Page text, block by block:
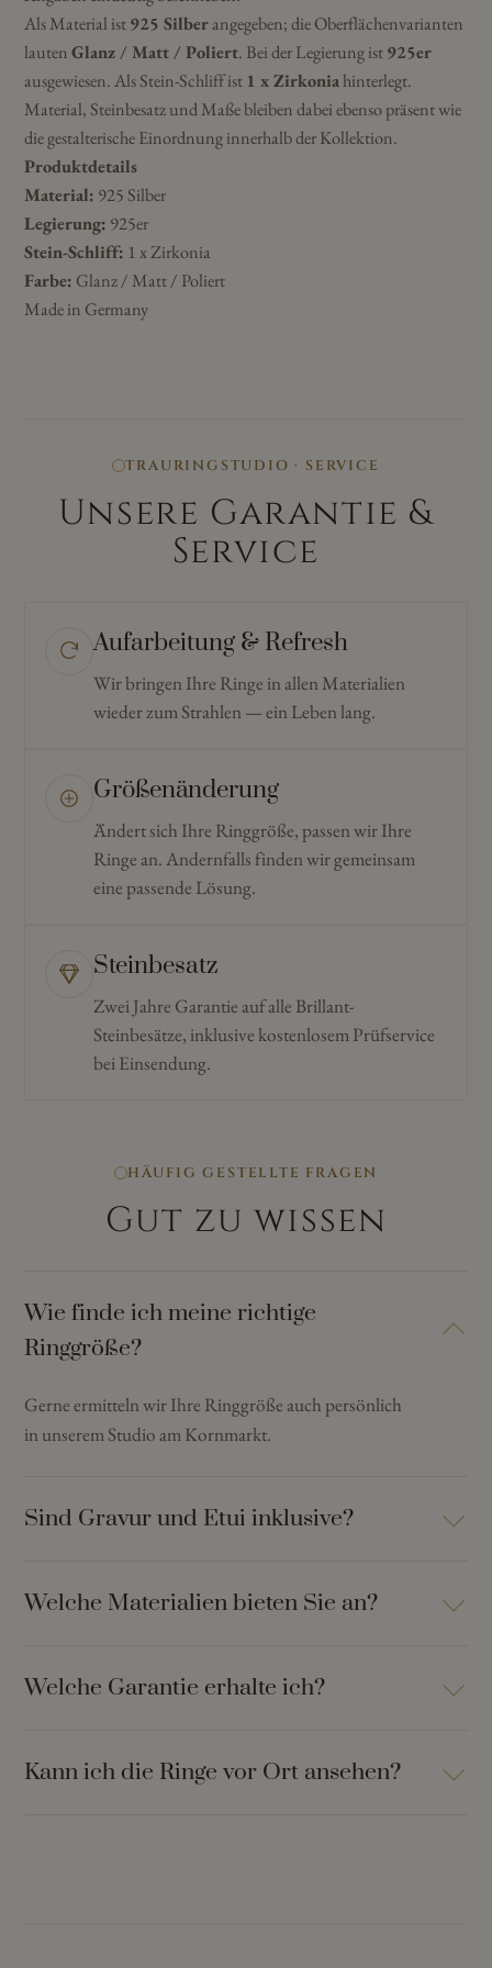
Als Material ist925 Silberangegeben; die Oberflächenvarianten
lautenGlanz / Matt / Poliert. Bei der Legierung ist925er
ausgewiesen. Als Stein-Schliff ist 1 x Zirkoniahinterlegt.
Material, Steinbesatz und Maße bleiben dabei ebenso präsent wie
die gestalterische Einordnung innerhalb der Kollektion.
Produktdetails
Material: 925 Silber
Legierung: 925er
Stein-Schliff: 1 x Zirkonia
Farbe: Glanz / Matt / Poliert
Made in Germany
TRAURINGSTUDIO · SERVICE
Unsere Garantie &
Service
Aufarbeitung & Refresh
Wir bringen Ihre Ringe in allen Materialien
wieder zum Strahlen — ein Leben lang.
Größenänderung
Ändert sich Ihre Ringgröße, passen wir Ihre
Ringe an. Andernfalls finden wir gemeinsam
eine passende Lösung.
Steinbesatz
Zwei Jahre Garantie auf alle Brillant-
Steinbesätze, inklusive kostenlosem Prüfservice
bei Einsendung.
HÄUFIG GESTELLTE FRAGEN
Gut zu wissen
Wie finde ich meine richtige
Ringgröße?
Gerne ermitteln wir Ihre Ringgröße auch persönlich
in unserem Studio am Kornmarkt.
Sind Gravur und Etui inklusive?
Welche Materialien bieten Sie an?
Welche Garantie erhalte ich?
Kann ich die Ringe vor Ort ansehen?